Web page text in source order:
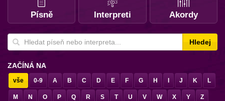
Písně Interpreti Akordy
Hledej
ZAČÍNÁ NA
vše 0-9 A B C D E F G H J K L
M N O P Q R S T U V W X Y Z